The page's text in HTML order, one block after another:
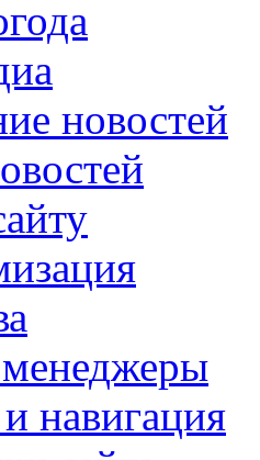
новостей
навигация